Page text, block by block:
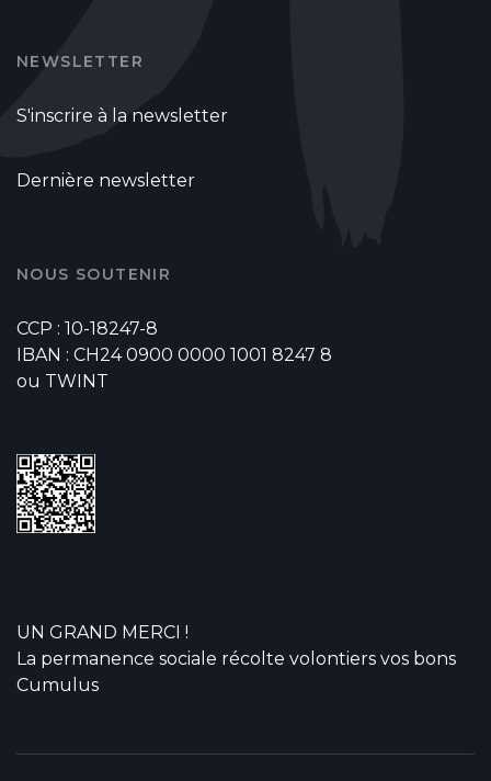
NEWSLETTER
S'inscrire à la newsletter
Dernière newsletter
NOUS SOUTENIR
CCP : 10-18247-8
IBAN : CH24 0900 0000 1001 8247 8
ou TWINT
UN GRAND MERCI !
La permanence sociale récolte volontiers vos bons
Cumulus